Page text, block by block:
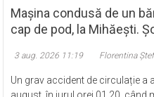
Mașina condusă de un
cap de pod, la Mihăești.
3 aug. 2026 11:19 Florentina
Un grav accident de circulație a
august, în jurul orei 01.20, când